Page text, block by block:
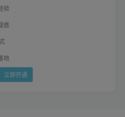
验
惑
地
立即开通